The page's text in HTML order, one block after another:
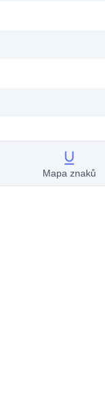
Mapa znaků